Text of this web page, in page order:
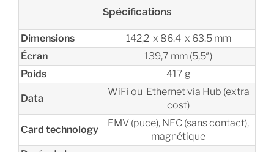
Spécifications
Dimensions
142,2 x 86.4 x 63.5 mm
Écran
139,7 mm (5,5″)
Poids
417 g
Data
WiFi ou Ethernet via Hub (extra
cost)
Card technology
EMV (puce), NFC (sans contact),
magnétique